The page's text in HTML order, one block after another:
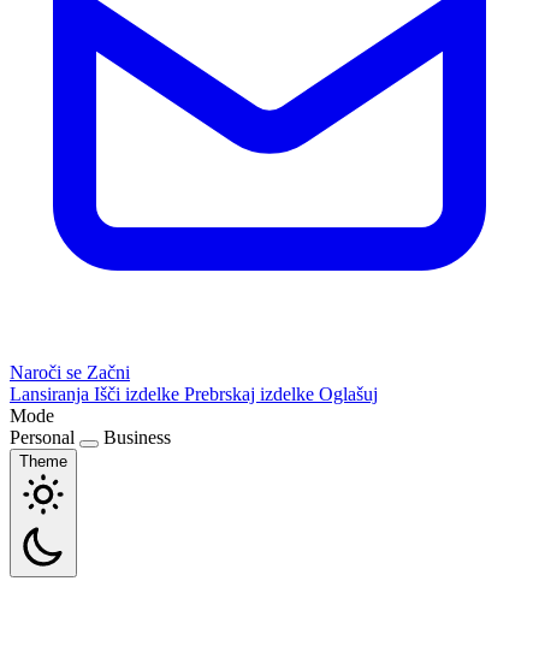
Naroči se Začni
Lansiranja Išči izdelke Prebrskaj izdelke Oglašuj
Mode
Personal
Business
Theme